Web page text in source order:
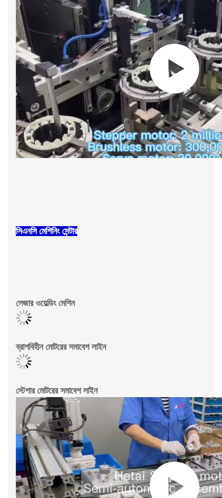
সিএনসি মেশিনিং সেন্টার
লেজার ওয়েল্ডিং মেশিন
ব্রাশবিহীন মোটরের সমাবেশ লাইন
স্টেপার মোটরের সমাবেশ লাইন